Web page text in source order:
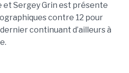
et Sergey Grin est présente
contre 12 pour
continuant d’ailleurs à